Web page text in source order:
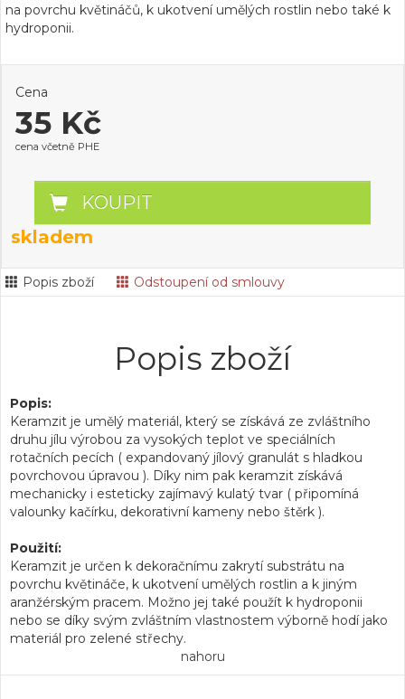
na povrchu květináčů, k ukotvení umělých rostlin nebo také k
hydroponii.
Cena
35 Kč
cena včetně PHE
KOUPIT
skladem
Popis zboží Odstoupení od smlouvy
Popis zboží
Popis:
Keramzit je umělý materiál, který se získává ze zvláštního
druhu jílu výrobou za vysokých teplot ve speciálních
rotačních pecích ( expandovaný jílový granulát s hladkou
povrchovou úpravou ). Díky nim pak keramzit získává
mechanicky i esteticky zajímavý kulatý tvar ( připomíná
valounky kačírku, dekorativní kameny nebo štěrk ).
Použití:
Keramzit je určen k dekoračnímu zakrytí substrátu na
povrchu květináče, k ukotvení umělých rostlin a k jiným
aranžérským pracem. Možno jej také použít k hydroponii
nebo se díky svým zvláštním vlastnostem výborně hodí jako
materiál pro zelené střechy.
nahoru